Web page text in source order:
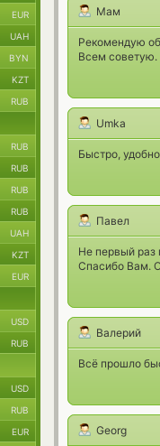
Мам
Рекомендую
Всем советую.
Umka
Быстро,
Павел
Не первый раз
Спасибо Вам.
Валерий
Всё прошло
Georg
EUR
UAH
BYN
KZT
RUB
RUB
RUB
RUB
RUB
UAH
KZT
EUR
USD
RUB
USD
RUB
EUR